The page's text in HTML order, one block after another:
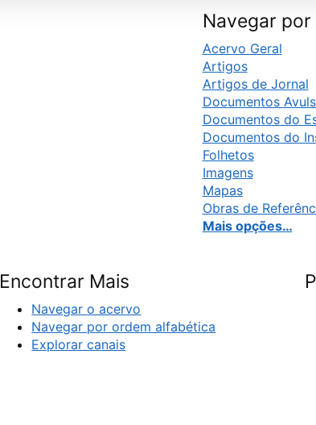
Navegar
Acervo Geral
Artigos
Artigos de Jornal
Documentos
Documentos do
Documentos do
Folhetos
Imagens
Mapas
Obras de
Mais opções…
Encontrar Mais
Navegar o acervo
Navegar por ordem alfabética
Explorar canais